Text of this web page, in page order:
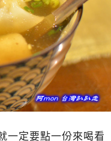
一定要點一份來喝看